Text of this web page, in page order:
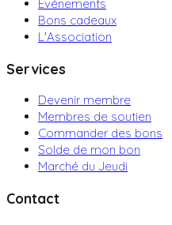
Événements
Bons cadeaux
L'Association
Services
Devenir membre
Membres de soutien
Commander des bons
Solde de mon bon
Marché du Jeudi
Contact